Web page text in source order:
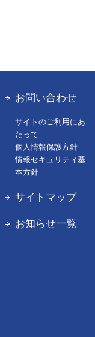
お問い合わせ
サイトのご利用にあ
たって
個人情報保護方針
情報セキュリティ基
本方針
サイトマップ
お知らせ一覧